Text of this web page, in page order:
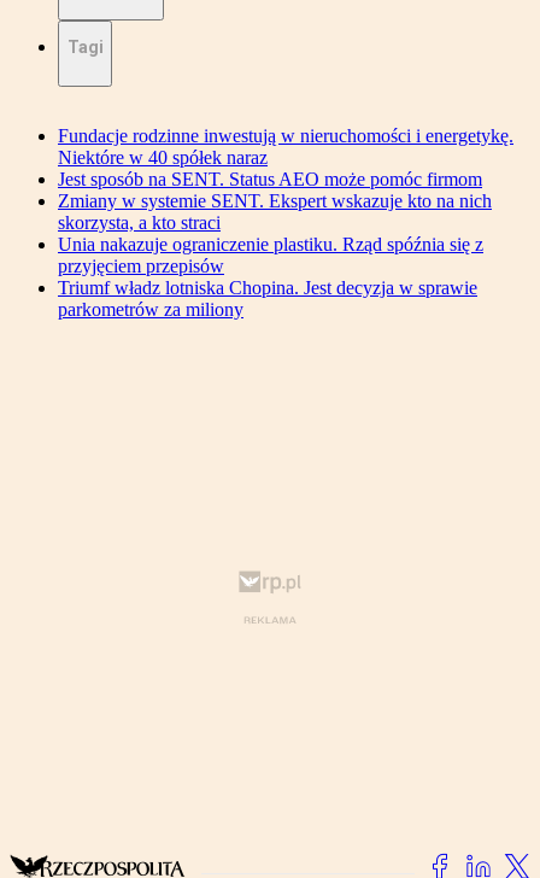
Tagi
Fundacje rodzinne inwestują w nieruchomości i energetykę.
Niektóre w 40 spółek naraz
Jest sposób na SENT. Status AEO może pomóc firmom
Zmiany w systemie SENT. Ekspert wskazuje kto na nich
skorzysta, a kto straci
Unia nakazuje ograniczenie plastiku. Rząd spóźnia się z
przyjęciem przepisów
Triumf władz lotniska Chopina. Jest decyzja w sprawie
parkometrów za miliony